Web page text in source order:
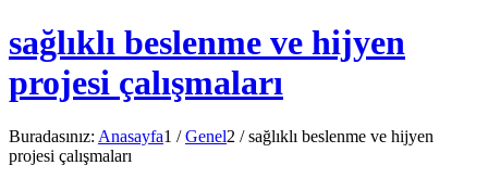
sağlıklı beslenme ve hijyen
projesi çalışmaları
Buradasınız: Anasayfa1 / Genel2 / sağlıklı beslenme ve hijyen
projesi çalışmaları